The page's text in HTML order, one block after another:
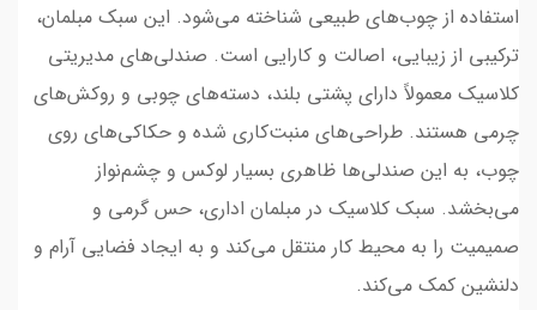
استفاده از چوب‌های طبیعی شناخته می‌شود. این سبک مبلمان،
ترکیبی از زیبایی، اصالت و کارایی است. صندلی‌های مدیریتی
کلاسیک معمولاً دارای پشتی بلند، دسته‌های چوبی و روکش‌های
چرمی هستند. طراحی‌های منبت‌کاری شده و حکاکی‌های روی
چوب، به این صندلی‌ها ظاهری بسیار لوکس و چشم‌نواز
می‌بخشد. سبک کلاسیک در مبلمان اداری، حس گرمی و
صمیمیت را به محیط کار منتقل می‌کند و به ایجاد فضایی آرام و
دلنشین کمک می‌کند.